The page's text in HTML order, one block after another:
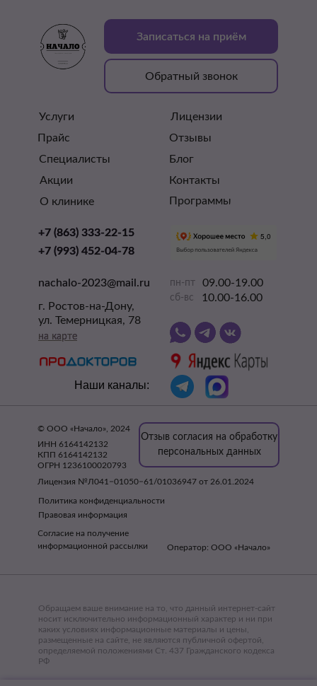
Лицензии
Отзывы
Блог
Контакты
О клинике
Записаться на приём
Обратный звонок
Отзыв согласия на обработку
персональных данных
пн-пт 09.00-19.00
сб-вс 10.00-16.00
Обращаем ваше внимание на то, что данный интернет-сайт
носит исключительно информационный характер и ни при
каких условиях информационные материалы и цены,
размещенные на сайте, не являются публичной офертой,
определяемой положениями Ст. 437 Гражданского кодекса
РФ
Политика конфиденциальности
Правовая информация
Согласие на получение
информационной рассылки
+7 (993) 452-04-78
+7 (993) 452-04-78
+7 (863) 333-22-15
+7 (863) 333-22-15
nachalo-2023@mail.ru
nachalo-2023@mail.ru
г. Ростов-на-Дону,
ул. Темерницкая, 78
на карте
на карте
© ООО «Начало», 2024
Оператор: ООО «Начало»
ИНН 6164142132
КПП 6164142132
ОГРН 1236100020793
Лицензия №Л041−01050−61/01036947 от 26.01.2024
Услуги
Прайс
Специалисты
Акции
Программы
Наши каналы: